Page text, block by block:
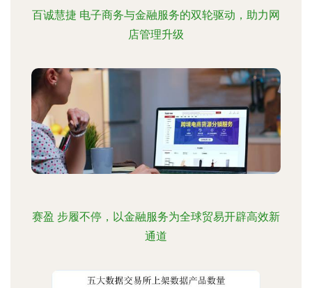
百诚慧捷 电子商务与金融服务的双轮驱动，助力网
店管理升级
赛盈 步履不停，以金融服务为全球贸易开辟高效新
通道